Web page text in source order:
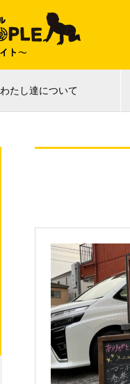
わたし達について